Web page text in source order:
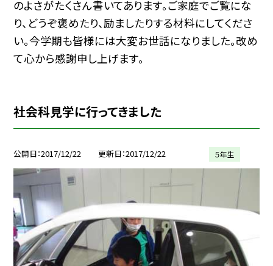
のよさがたくさん書いてあります。ご家庭でご覧にな
り、どうぞ褒めたり、励ましたりする材料にしてくださ
い。今学期も皆様には大変お世話になりました。改め
て心から感謝申し上げます。
社会科見学に行ってきました
公開日 2017/12/22 更新日 2017/12/22 ５年生